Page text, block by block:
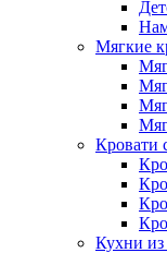
Мягкие
Кровати
Кухни из